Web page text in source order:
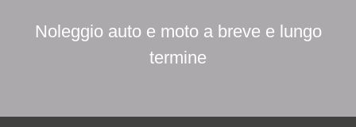
Noleggio auto e moto a breve e lungo
termine